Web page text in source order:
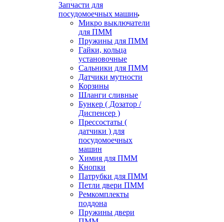
Запчасти для
посудомоечных машин
Микро выключатели
для ПММ
Пружины для ПММ
Гайки, кольца
установочные
Сальники для ПММ
Датчики мутности
Корзины
Шланги сливные
Бункер ( Дозатор /
Диспенсер )
Прессостаты (
датчики ) для
посудомоечных
машин
Химия для ПММ
Кнопки
Патрубки для ПММ
Петли двери ПММ
Ремкомплекты
поддона
Пружины двери